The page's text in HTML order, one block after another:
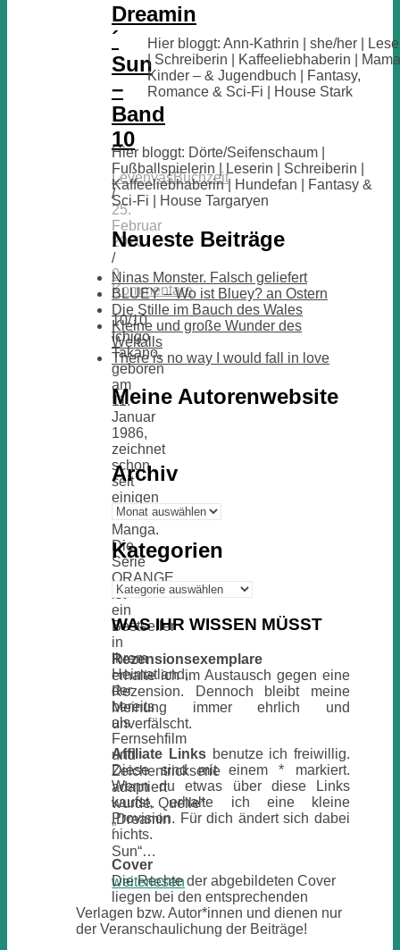
Dreamin
´
Sun
–
Band
10
LevenyasBuchzeit
/
25.
Februar
2020
/
0
Kommentare
10/10
Ichigo
Takano,
geboren
am
11.
Januar
1986,
zeichnet
schon
seit
einigen
Jahren
Manga.
Die
Serie
ORANGE
ist
ein
Bestseller
in
ihrem
Heimatland,
der
bereits
als
Fernsehfilm
und
Zeichentrickserie
adaptiert
wurde. Quelle*
„Dreamin
´
Sun“…
weiterlesen
Hier bloggt: Ann-Kathrin | she/her |
| Schreiberin | Kaffeeliebhaberin |
Kinder – & Jugendbuch | Fantasy,
Romance & Sci-Fi | House Stark
Hier bloggt: Dörte/Seifenschaum |
Fußballspielerin | Leserin | Schreiberin |
Kaffeeliebhaberin | Hundefan | Fantasy &
Sci-Fi | House Targaryen
Neueste Beiträge
Ninas Monster. Falsch geliefert
BLUEY – Wo ist Bluey? an Ostern
Die Stille im Bauch des Wales
Kleine und große Wunder des
Weltalls
There is no way I would fall in love
Meine Autorenwebsite
Archiv
Archiv
Kategorien
Kategorien
WAS IHR WISSEN MÜSST
Rezensionsexemplare
erhalte ich im Austausch gegen eine
Rezension. Dennoch bleibt meine
Meinung immer ehrlich und
unverfälscht.
Affiliate Linksbenutze ich freiwillig.
Diese sind mit einem * markiert.
Wenn du etwas über diese Links
kaufst, erhalte ich eine kleine
Provision. Für dich ändert sich dabei
nichts.
Cover
Die Rechte der abgebildeten Cover
liegen bei den entsprechenden
Verlagen bzw. Autor*innen und dienen nur
der Veranschaulichung der Beiträge!